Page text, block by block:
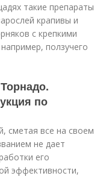
такие препараты
крапивы и
с крепкими
ползучего
по
сметая все на своем
не дает
его
эффективности,